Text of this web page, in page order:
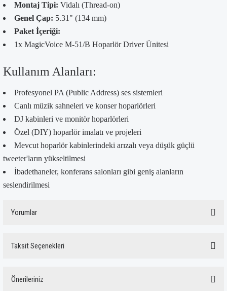
Montaj Tipi: Vidalı (Thread-on)
Genel Çap: 5.31" (134 mm)
Paket İçeriği:
1x MagicVoice M-51/B Hoparlör Driver Ünitesi
Kullanım Alanları:
Profesyonel PA (Public Address) ses sistemleri
Canlı müzik sahneleri ve konser hoparlörleri
DJ kabinleri ve monitör hoparlörleri
Özel (DIY) hoparlör imalatı ve projeleri
Mevcut hoparlör kabinlerindeki arızalı veya düşük güçlü
tweeter'ların yükseltilmesi
İbadethaneler, konferans salonları gibi geniş alanların
seslendirilmesi
Yorumlar
Taksit Seçenekleri
Önerileriniz